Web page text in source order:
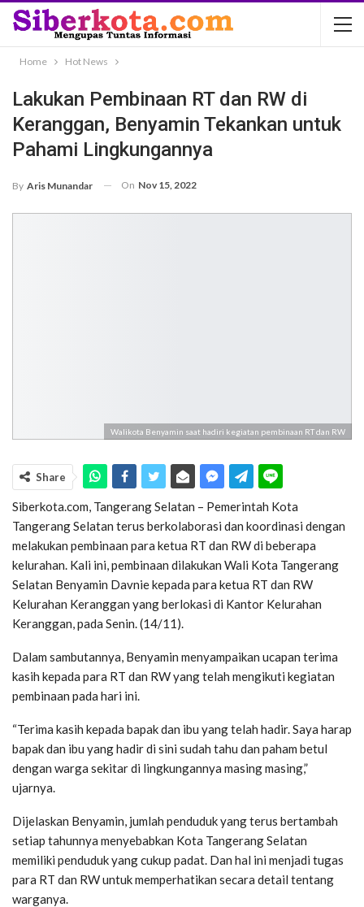
Home Hot News
Lakukan Pembinaan RT dan RW di
Keranggan, Benyamin Tekankan untuk
Pahami Lingkungannya
By Aris Munandar On Nov 15, 2022
Walikota Benyamin saat hadiri kegiatan pembinaan RT dan RW
Share
Siberkota.com, Tangerang Selatan – Pemerintah Kota
Tangerang Selatan terus berkolaborasi dan koordinasi dengan
melakukan pembinaan para ketua RT dan RW di beberapa
kelurahan. Kali ini, pembinaan dilakukan Wali Kota Tangerang
Selatan Benyamin Davnie kepada para ketua RT dan RW
Kelurahan Keranggan yang berlokasi di Kantor Kelurahan
Keranggan, pada Senin. (14/11).
Dalam sambutannya, Benyamin menyampaikan ucapan terima
kasih kepada para RT dan RW yang telah mengikuti kegiatan
pembinaan pada hari ini.
“Terima kasih kepada bapak dan ibu yang telah hadir. Saya harap
bapak dan ibu yang hadir di sini sudah tahu dan paham betul
dengan warga sekitar di lingkungannya masing masing,”
ujarnya.
Dijelaskan Benyamin, jumlah penduduk yang terus bertambah
setiap tahunnya menyebabkan Kota Tangerang Selatan
memiliki penduduk yang cukup padat. Dan hal ini menjadi tugas
para RT dan RW untuk memperhatikan secara detail tentang
warganya.